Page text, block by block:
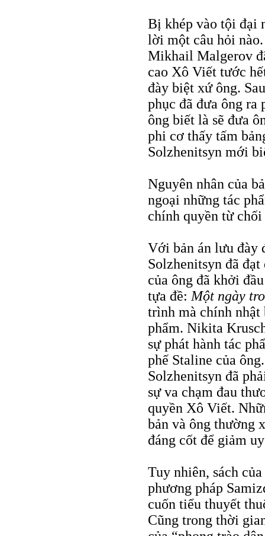
Bị khép vào tội đại
lời một câu hỏi
Mikhail Malgerov
cao Xô Viết tước
đày biệt xứ ông.
phục đã đưa ông
ông biết là sẽ đưa
phi cơ thấy tấm
Solzhenitsyn mới
Nguyên nhân của
ngoại những tác
chính quyền từ
Với bản án lưu đày
Solzhenitsyn đã
của ông đã khởi
tựa đề: Một ngày
trình mà chính
phẩm. Nikita
sự phát hành tác
phế Staline của
Solzhenitsyn đã
sự va chạm đau
quyền Xô Viết.
bản và ông thường
đáng cốt để giảm
Tuy nhiên, sách
phương pháp
cuốn tiểu thuyết
Cũng trong thời